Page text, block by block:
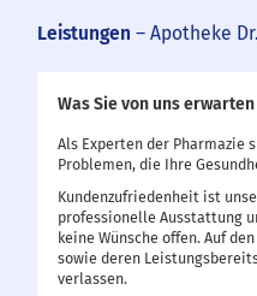
Leistungen – Apotheke
Was Sie von uns
Als Experten der Pharmazie
Problemen, die Ihre
Kundenzufriedenheit ist
profes­sionelle Ausstattung
keine Wünsche offen. Auf
sowie deren
verlassen.